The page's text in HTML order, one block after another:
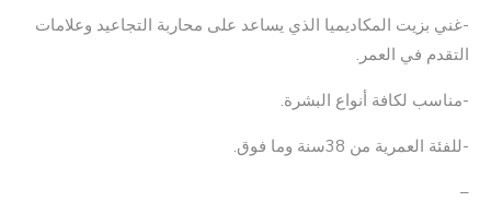
-غني بزيت المكاديميا الذي يساعد على محاربة التجاعيد وعلامات
التقدم في العمر.
-مناسب لكافة أنواع البشرة.
-للفئة العمرية من 38سنة وما فوق.
–